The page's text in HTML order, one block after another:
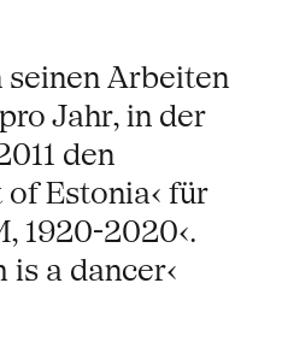
seinen Arbeiten
Jahr, in der
den
Estonia‹ für
1920-2020‹.
is a dancer‹